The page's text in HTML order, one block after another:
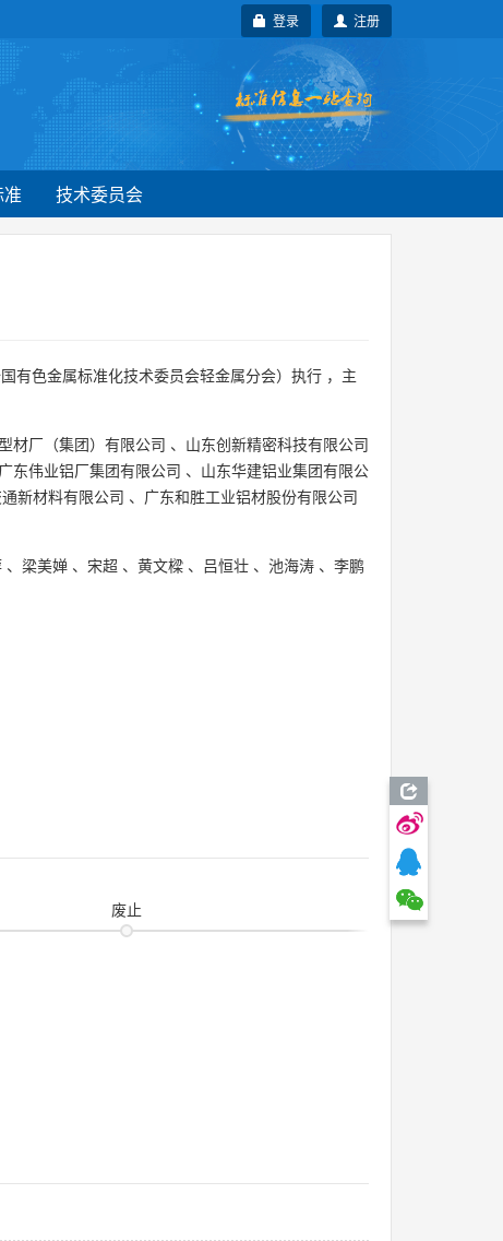
注册
登录
技术委员会
国有色金属标准化技术委员会轻金属分会）执行 ，主
材厂（集团）有限公司 、 山东创新精密科技有限公司
广东伟业铝厂集团有限公司 、 山东华建铝业集团有限公
新材料有限公司 、 广东和胜工业铝材股份有限公司
、 梁美婵 、 宋超 、 黄文樑 、 吕恒壮 、 池海涛 、 李鹏
废止